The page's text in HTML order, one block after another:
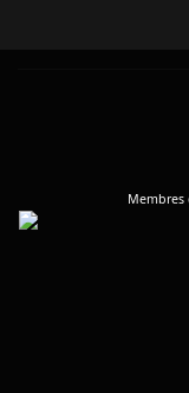
Membres